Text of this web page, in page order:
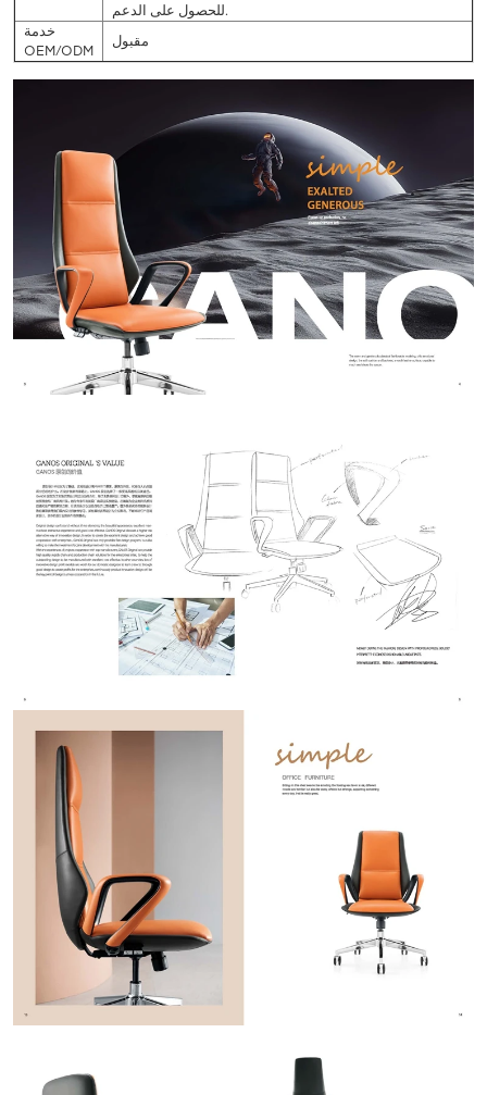
للحصول على الدعم.
خدمة
OEM/ODM
مقبول